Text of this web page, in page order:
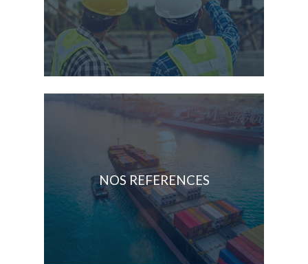
NOS REFERENCES